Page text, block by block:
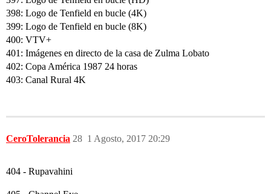
398: Logo de Tenfield en bucle (4K)
399: Logo de Tenfield en bucle (8K)
400: VTV+
401: Imágenes en directo de la casa de Zulma Lobato
402: Copa América 1987 24 horas
403: Canal Rural 4K
CeroTolerancia 1 Agosto, 2017 20:29
28
404 - Rupavahini